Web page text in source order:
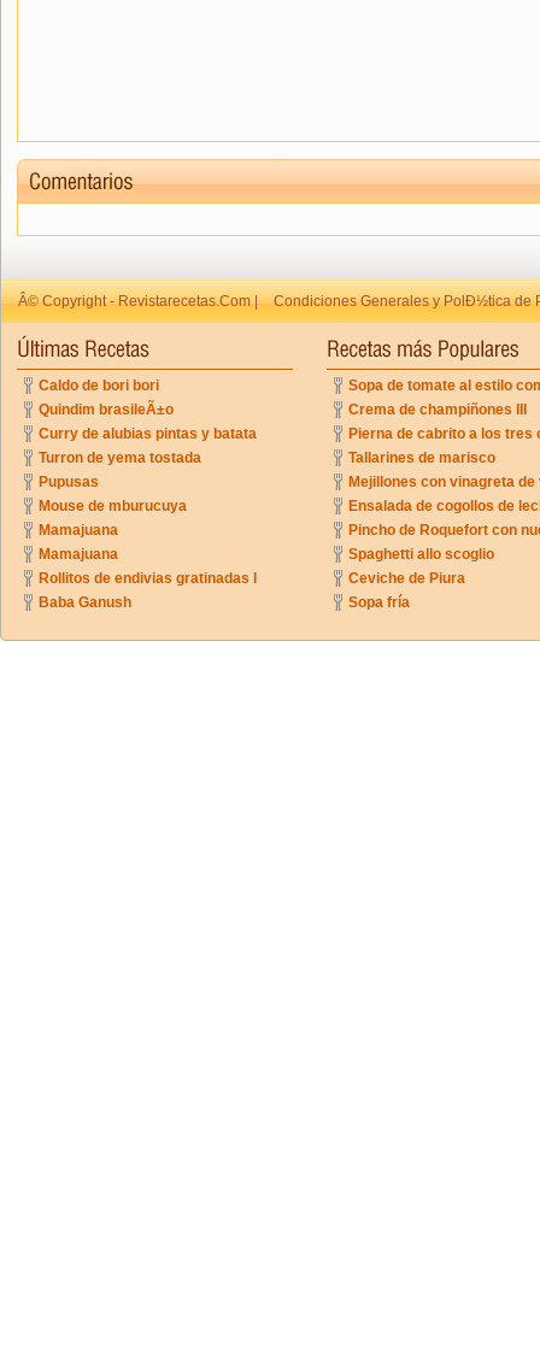
Â© Copyright - Revistarecetas.Com | Condiciones Generales y PolÐ½tica de
Caldo de bori bori
Quindim brasileÃ±o
Curry de alubias pintas y batata
Turron de yema tostada
Pupusas
Mouse de mburucuya
Mamajuana
Mamajuana
Rollitos de endivias gratinadas I
Baba Ganush
Sopa de tomate al estilo
Crema de champiñones III
Pierna de cabrito a los tres
Tallarines de marisco
Mejillones con vinagreta
Ensalada de cogollos de
Pincho de Roquefort con
Spaghetti allo scoglio
Ceviche de Piura
Sopa fría